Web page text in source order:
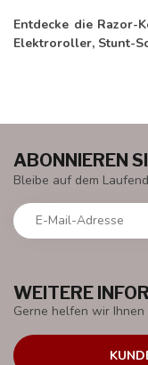
Entdecke die
Elektroroller, Stunt-
WEITERE
Gerne helfen wir
ABONNIEREN
Bleibe auf dem